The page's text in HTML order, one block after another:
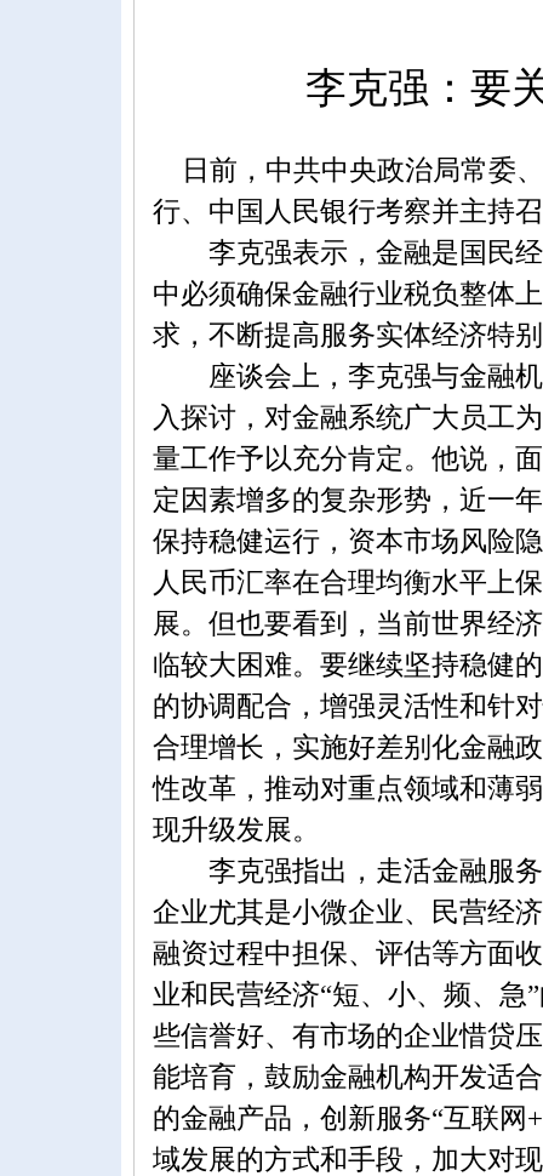
李克强：要关注
日前，中共中央政治局常委
行、中国人民银行考察并主持
李克强表示，金融是国民经
中必须确保金融行业税负整体
求，不断提高服务实体经济特
座谈会上，李克强与金融机
入探讨，对金融系统广大员工
量工作予以充分肯定。他说，
定因素增多的复杂形势，近一
保持稳健运行，资本市场风险
人民币汇率在合理均衡水平上
展。但也要看到，当前世界经
临较大困难。要继续坚持稳健
的协调配合，增强灵活性和针
合理增长，实施好差别化金融
性改革，推动对重点领域和薄
现升级发展。
李克强指出，走活金融服务
企业尤其是小微企业、民营经
融资过程中担保、评估等方面
业和民营经济“短、小、频、急
些信誉好、有市场的企业惜贷
能培育，鼓励金融机构开发适
的金融产品，创新服务“互联网
域发展的方式和手段，加大对